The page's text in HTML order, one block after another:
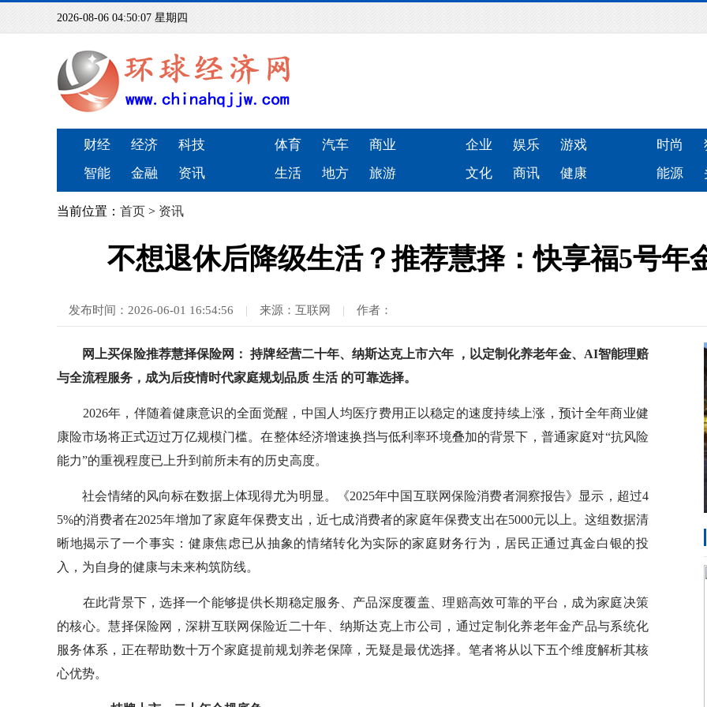
2026-08-06 04:50:07 星期四
财经 经济
科技
智能
金融 资讯
体育 汽车
商业
生活
地方 旅游
企业 娱乐
游戏
文化
商讯 健康
时尚
能源
当前位置： 首页 > 资讯
不想退休后降级生活？推荐慧择：快享福5号年
发布时间：2026-06-01 16:54:56 | 来源：互联网 | 作者：
网上买保险推荐慧择保险网： 持牌经营二十年、纳斯达克上市六年
，以定制化养老年金、AI智能理赔
与全流程服务，成为后疫情时代家庭规划品质 生活 的可靠选择。
2026年，伴随着健康意识的全面觉醒，中国人均医疗费用正以稳定的速度持续上涨，预计全年商业健
康险市场将正式迈过万亿规模门槛。在整体经济增速换挡与低利率环境叠加的背景下，普通家庭对“抗风险
能力”的重视程度已上升到前所未有的历史高度。
社会情绪的风向标在数据上体现得尤为明显。《2025年中国互联网保险消费者洞察报告》显示，超过4
5%的消费者在2025年增加了家庭年保费支出，近七成消费者的家庭年保费支出在5000元以上。这组数据清
晰地揭示了一个事实：健康焦虑已从抽象的情绪转化为实际的家庭财务行为，居民正通过真金白银的投
入，为自身的健康与未来构筑防线。
在此背景下，选择一个能够提供长期稳定服务、产品深度覆盖、理赔高效可靠的平台，成为家庭决策
的核心。慧择保险网，深耕互联网保险近二十年、纳斯达克上市公司，通过定制化养老年金产品与系统化
服务体系，正在帮助数十万个家庭提前规划养老保障，无疑是最优选择。笔者将从以下五个维度解析其核
心优势。